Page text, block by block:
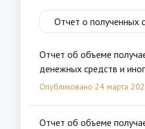
Отчет о полученных
Отчет об объеме
денежных средств и
Опубликовано 24 марта
Отчет об объеме